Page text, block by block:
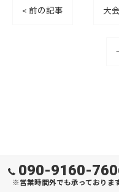
< 前の記事 大
090-9160-
※営業時間外でも承っておりま